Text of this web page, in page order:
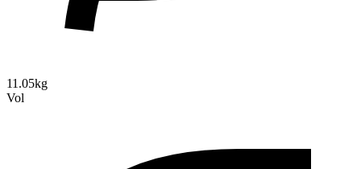
11.05kg
Vol